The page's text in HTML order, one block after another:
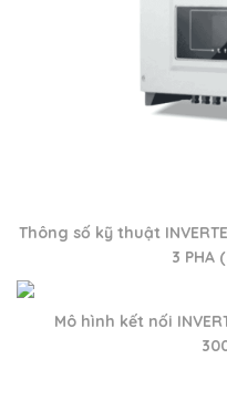
Thông số kỹ thuật
3 PHA
Mô hình kết nối